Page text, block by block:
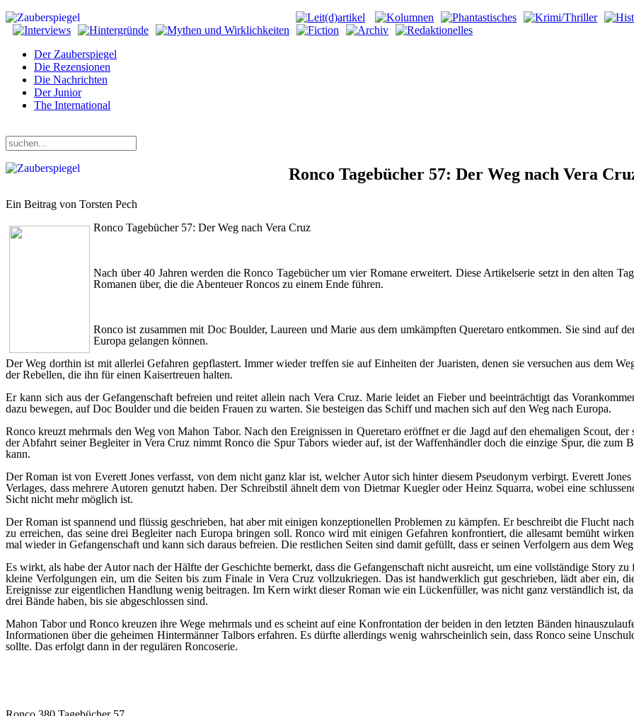
Der Zauberspiegel
Die Rezensionen
Die Nachrichten
Der Junior
The International
Ronco Tagebücher 57: Der Weg nach Vera
Ein Beitrag von Torsten Pech
Ronco Tagebücher 57: Der Weg nach Vera Cruz
Nach über 40 Jahren werden die Ronco Tagebücher um vier Romane erweitert. Diese Artikelserie setzt in den alten
Romanen über, die die Abenteuer Roncos zu einem Ende führen.
Ronco ist zusammen mit Doc Boulder, Laureen und Marie aus dem umkämpften Queretaro entkommen. Sie sind auf
Europa gelangen können.
Der Weg dorthin ist mit allerlei Gefahren gepflastert. Immer wieder treffen sie auf Einheiten der Juaristen, denen sie versuchen aus dem
der Rebellen, die ihn für einen Kaisertreuen halten.
Er kann sich aus der Gefangenschaft befreien und reitet allein nach Vera Cruz. Marie leidet an Fieber und beeinträchtigt das
dazu bewegen, auf Doc Boulder und die beiden Frauen zu warten. Sie besteigen das Schiff und machen sich auf den Weg nach Europa.
Ronco kreuzt mehrmals den Weg von Mahon Tabor. Nach den Ereignissen in Queretaro eröffnet er die Jagd auf den ehemaligen Scout,
der Abfahrt seiner Begleiter in Vera Cruz nimmt Ronco die Spur Tabors wieder auf, ist der Waffenhändler doch die einzige Spur, die zum
kann.
Der Roman ist von Everett Jones verfasst, von dem nicht ganz klar ist, welcher Autor sich hinter diesem Pseudonym verbirgt. Everett
Verlages, dass mehrere Autoren genutzt haben. Der Schreibstil ähnelt dem von Dietmar Kuegler oder Heinz Squarra, wobei eine
Sicht nicht mehr möglich ist.
Der Roman ist spannend und flüssig geschrieben, hat aber mit einigen konzeptionellen Problemen zu kämpfen. Er beschreibt die Flucht
zu erreichen, das seine drei Begleiter nach Europa bringen soll. Ronco wird mit einigen Gefahren konfrontiert, die allesamt bemüht
mal wieder in Gefangenschaft und kann sich daraus befreien. Die restlichen Seiten sind damit gefüllt, dass er seinen Verfolgern aus dem
Es wirkt, als habe der Autor nach der Hälfte der Geschichte bemerkt, dass die Gefangenschaft nicht ausreicht, um eine vollständige Story
kleine Verfolgungen ein, um die Seiten bis zum Finale in Vera Cruz vollzukriegen. Das ist handwerklich gut geschrieben, lädt aber ein,
Ereignisse zur eigentlichen Handlung wenig beitragen. Im Kern wirkt dieser Roman wie ein Lückenfüller, was nicht ganz verständlich ist,
drei Bände haben, bis sie abgeschlossen sind.
Mahon Tabor und Ronco kreuzen ihre Wege mehrmals und es scheint auf eine Konfrontation der beiden in den letzten Bänden
Informationen über die geheimen Hintermänner Talbors erfahren. Es dürfte allerdings wenig wahrscheinlich sein, dass Ronco seine
sollte. Das erfolgt dann in der regulären Roncoserie.